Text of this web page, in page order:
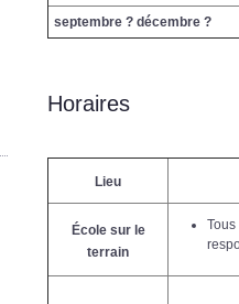
septembre ? décembre ?
Horaires
Lieu
École sur le
terrain